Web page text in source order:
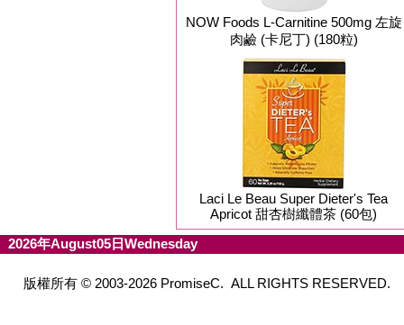
NOW Foods L-Carnitine 500mg 左旋
肉鹼 (卡尼丁) (180粒)
Laci Le Beau Super Dieter's Tea
Apricot 甜杏樹纖體茶 (60包)
2026年August05日Wednesday
版權所有 © 2003-2026 PromiseC. ALL RIGHTS RESERVED.